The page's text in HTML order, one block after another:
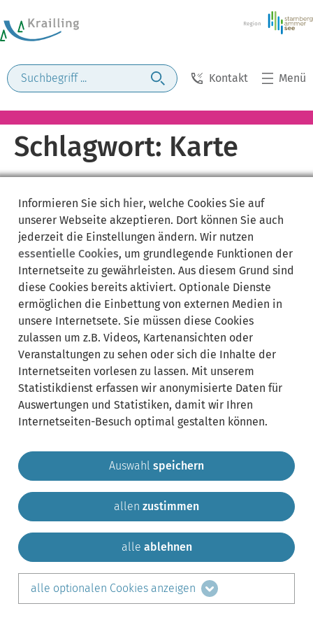
Kontakt Menü
Schlagwort: Karte
Gemeinde Krailling Impressum
Sitemap
Kontakt
teilen auf:
LinkedIn
Informieren Sie sich hier, welche Cookies Sie auf
unserer Webseite akzeptieren. Dort können Sie auch
jederzeit die Einstellungen ändern. Wir nutzen
essentielle Cookies, um grundlegende Funktionen der
Internetseite zu gewährleisten. Aus diesem Grund sind
diese Cookies bereits aktiviert. Optionale Dienste
ermöglichen die Einbettung von externen Medien in
unsere Internetsete. Sie müssen diese Cookies
zulassen um z.B. Videos, Kartenansichten oder
Veranstaltungen zu sehen oder sich die Inhalte der
Internetseiten vorlesen zu lassen. Mit unserem
Statistikdienst erfassen wir anonymisierte Daten für
Auswertungen und Statistiken, damit wir Ihren
Internetseiten-Besuch optimal gestalten können.
Auswahl speichern
allen zustimmen
alle ablehnen
alle optionalen Cookies anzeigen